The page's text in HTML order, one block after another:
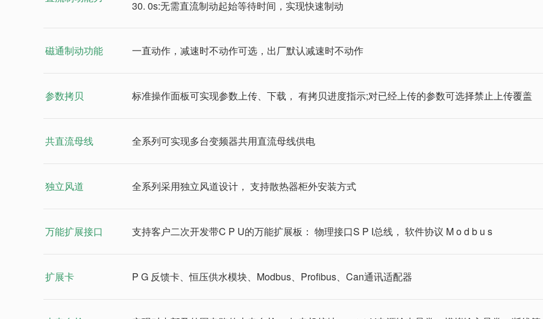
30. 0s:无需直流制动起始等待时间，实现快速制动
磁通制动功能 一直动作，减速时不动作可选，出厂默认减速时不动作
参数拷贝 标准操作面板可实现参数上传、下载， 有拷贝进度指示;对已经上传的参数可选择禁止上传覆盖
共直流母线 全系列可实现多台变频器共用直流母线供电
独立风道 全系列采用独立风道设计， 支持散热器柜外安装方式
万能扩展接口 支持客户二次开发带C P U的万能扩展板： 物理接口S P I总线， 软件协议 M o d b u s
扩展卡 P G 反馈卡、恒压供水模块、Modbus、Profibus、Can通讯适配器